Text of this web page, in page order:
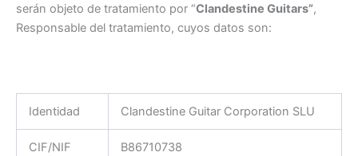
serán objeto de tratamiento por “Clandestine Guitars”,
Responsable del tratamiento, cuyos datos son:
Identidad Clandestine Guitar Corporation SLU
CIF/NIF B86710738